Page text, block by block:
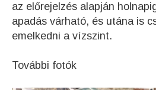
az előrejelzés alapján
apadás várható, és utána is
emelkedni a vízszint.
További fotók